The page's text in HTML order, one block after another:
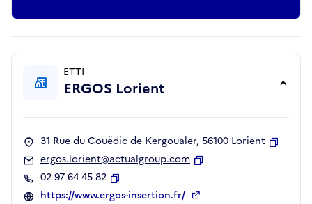
ETTI
ERGOS Lorient
31 Rue du Couëdic de Kergoualer, 56100 Lorient
ergos.lorient@actualgroup.com
02 97 64 45 82
Copier
https://www.ergos-insertion.fr/